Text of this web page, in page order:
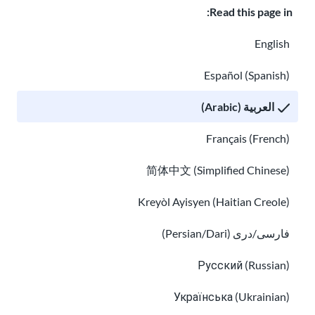
Read this page in:
English
Español (Spanish)
العربية (Arabic)
Français (French)
简体中文 (Simplified Chinese)
Kreyòl Ayisyen (Haitian Creole)
فارسی/دری (Persian/Dari)
Русский (Russian)
Українська (Ukrainian)
ك
مقا
فيدي
و مع
تسج
ي
اعدت
على
سة.
ف